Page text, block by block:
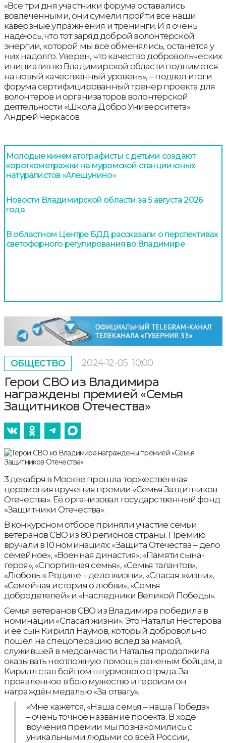
«Все три дня участники форума оставались
вовлечёнными, они сумели пройти все наши
каверзные упражнения и тренинги. И я очень
надеюсь, что тот заряд доброй волонтёрской
энергии, которой мы все обменялись, останется у
них надолго. Уверен, что качество добровольческих
инициатив во Владимирской области поднимется
на новый качественный уровень», – подвел итоги
форума сертифицированный тренер проекта для
волонтеров и организаторов волонтёрской
деятельности «Школа Добро.Университета»
Андрей Черкасов.
Молодые кинематографисты с детьми создают
короткометражки на муромской станции юных
натуралистов «Алешунино»
Новости Владимирской области за 5 августа 2026
года
В областном Центре БДД рассказали о перспективах
светофорного регулирования во Владимире
ОБЩЕСТВО 2024-12-05 10:00
Герои СВО из Владимира
награждены премией «Семья
Защитников Отечества»
3 декабря в Москве прошла торжественная
церемония вручения премии «Семья Защитников
Отечества». Её организовал государственный фонд
«Защитники Отечества».
В конкурсном отборе приняли участие семьи
ветеранов СВО из 80 регионов страны. Премию
вручали в 10 номинациях: «Защита Отечества – дело
семейное», «Военная династия», «Памяти сына-
героя», «Спортивная семья», «Семья талантов»,
«Любовь к Родине – дело жизни», «Спасая жизни»,
«Семейная история о любви», «Семья
добродетелей» и «Наследники Великой Победы».
Семья ветеранов СВО из Владимира победила в
номинации «Спасая жизни». Это Наталья Нестерова
и её сын Кирилл Наумов, который добровольно
пошёл на спецоперацию вслед за мамой,
служившей в медсанчасти. Наталья продолжила
оказывать неотложную помощь раненым бойцам, а
Кирилл стал бойцом штурмового отряда. За
проявленное в бою мужество и героизм он
награждён медалью «За отвагу».
«Мне кажется, «Наша семья – наша Победа»
– очень точное название проекта. В ходе
вручения премии мы познакомились с
уникальными людьми со всей России,